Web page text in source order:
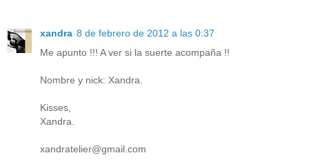
xandra 8 de febrero de 2012 a las 0:37
Me apunto !!! A ver si la suerte acompaña !!
Nombre y nick: Xandra.
Kisses,
Xandra.
xandratelier@gmail.com